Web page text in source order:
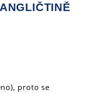
proto se